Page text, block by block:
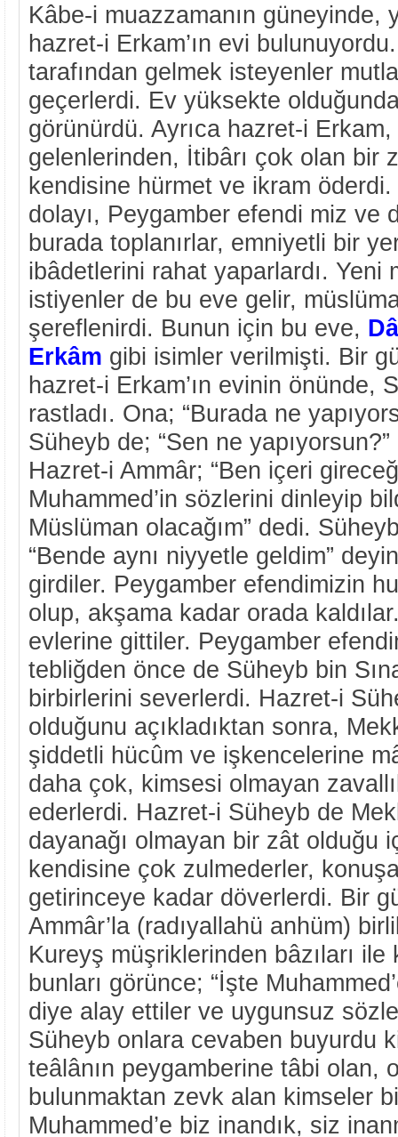
Kâbe-i muazzamanın güneyinde,
hazret-i Erkam’ın evi
tarafından gelmek isteyenler
geçerlerdi. Ev yüksekte
görünürdü. Ayrıca hazret-i Erkam,
gelenlerinden, İtibârı çok olan bir
kendisine hürmet ve ikram
dolayı, Peygamber efendi miz ve
burada toplanırlar, emniyetli bir
ibâdetlerini rahat yaparlardı. Yeni
istiyenler de bu eve gelir,
şereflenirdi. Bunun için bu eve,
Erkâm gibi isimler verilmişti. Bir
hazret-i Erkam’ın evinin önünde,
rastladı. Ona; “Burada ne
Süheyb de; “Sen ne
Hazret-i Ammâr; “Ben içeri
Muhammed’in sözlerini dinleyip
Müslüman olacağım” dedi.
“Bende aynı niyyetle geldim”
girdiler. Peygamber efendimizin
olup, akşama kadar orada
evlerine gittiler. Peygamber
tebliğden önce de Süheyb bin
birbirlerini severlerdi. Hazret-i
olduğunu açıkladıktan sonra,
şiddetli hücûm ve işkencelerine
daha çok, kimsesi olmayan
ederlerdi. Hazret-i Süheyb de
dayanağı olmayan bir zât olduğu
kendisine çok zulmederler,
getirinceye kadar döverlerdi. Bir
Ammâr’la (radıyallahü anhüm)
Kureyş müşriklerinden bâzıları ile
bunları görünce; “İşte
diye alay ettiler ve uygunsuz
Süheyb onlara cevaben buyurdu
teâlânın peygamberine tâbi olan,
bulunmaktan zevk alan kimseler
Muhammed’e biz inandık, siz